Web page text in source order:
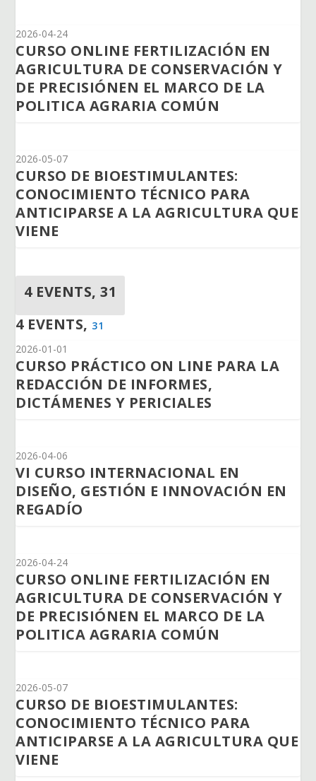
2026-04-24
CURSO ONLINE FERTILIZACIÓN EN
AGRICULTURA DE CONSERVACIÓN Y
DE PRECISIÓNEN EL MARCO DE LA
POLITICA AGRARIA COMÚN
2026-05-07
CURSO DE BIOESTIMULANTES:
CONOCIMIENTO TÉCNICO PARA
ANTICIPARSE A LA AGRICULTURA QUE
VIENE
4 EVENTS,31
4 EVENTS, 31
2026-01-01
CURSO PRÁCTICO ON LINE PARA LA
REDACCIÓN DE INFORMES,
DICTÁMENES Y PERICIALES
2026-04-06
VI CURSO INTERNACIONAL EN
DISEÑO, GESTIÓN E INNOVACIÓN EN
REGADÍO
2026-04-24
CURSO ONLINE FERTILIZACIÓN EN
AGRICULTURA DE CONSERVACIÓN Y
DE PRECISIÓNEN EL MARCO DE LA
POLITICA AGRARIA COMÚN
2026-05-07
CURSO DE BIOESTIMULANTES:
CONOCIMIENTO TÉCNICO PARA
ANTICIPARSE A LA AGRICULTURA QUE
VIENE